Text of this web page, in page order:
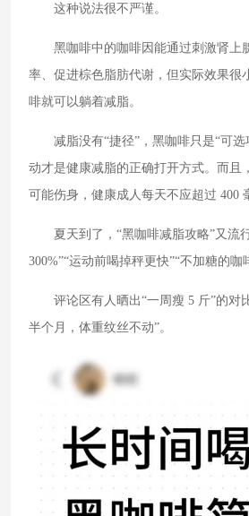
这种说法很不严谨。
黑咖啡中的咖啡因能通过刺激肾上
率、促进棕色脂肪代谢，但实际效果很
啡就可以躺着减脂。
减脂没有“捷径”，黑咖啡只是“可
动才是健康减脂的正确打开方式。而且
可能伤身，健康成人每天不应超过 400
夏天到了，“黑咖啡减脂攻略”又流
300%”“运动前喝掉秤更快”“不加糖的
评论区有人晒出“一周瘦 5 斤”的对
半个月，体重纹丝不动”。